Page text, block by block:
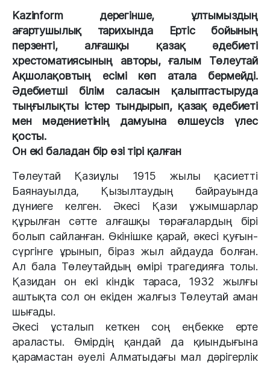
Kazinform дерегінше, ұлтымыздың
ағартушылық тарихында Ертіс бойының
перзенті, алғашқы қазақ әдебиеті
хрестоматиясының авторы, ғалым Төлеутай
Ақшолақовтың есімі көп атала бермейді.
Әдебиетші білім саласын қалыптастыруда
тыңғылықты істер тындырып, қазақ әдебиеті
мен мәдениетінің дамуына өлшеусіз үлес
қосты.
Он екі баладан бір өзі тірі қалған
Төлеутай Қазиұлы 1915 жылы қасиетті
Баянауылда, Қызылтаудың байрауында
дүниеге келген. Әкесі Қази ұжымшарлар
құрылған сәтте алғашқы төрағалардың бірі
болып сайланған. Өкінішке қарай, әкесі қуғын-
сүргінге ұрынып, біраз жыл айдауда болған.
Ал бала Төлеутайдың өмірі трагедияға толы.
Қазидан он екі кіндік тараса, 1932 жылғы
аштықта сол он екіден жалғыз Төлеутай аман
шығады.
Әкесі ұсталып кеткен соң еңбекке ерте
араласты. Өмірдің қандай да қиындығына
қарамастан әуелі Алматыдағы мал дәрігерлік